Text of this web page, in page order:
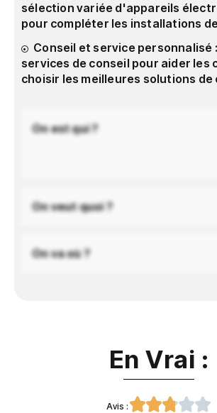
sélection variée d'appareils
pour compléter les installations
Conseil et service personnalisé
services de conseil pour aider les
choisir les meilleures solutions de
On est qui ?
On veut quoi ?
On va où ?
En Vrai :
Avis : 